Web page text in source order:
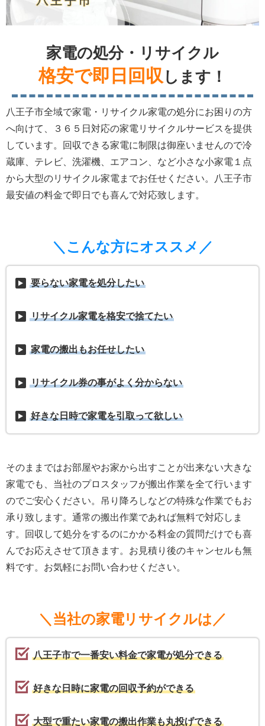
家電の処分・リサイクル
格安で即日回収 します！
八王子市全域で家電・リサイクル家電の処分にお困りの方
へ向けて、３６５日対応の家電リサイクルサービスを提供
しています。回収できる家電に制限は御座いませんので冷
蔵庫、テレビ、洗濯機、エアコン、など小さな小家電１点
から大型のリサイクル家電までお任せください。八王子市
最安値の料金で即日でも喜んで対応致します。
＼こんな方にオススメ／
要らない家電を処分したい
リサイクル家電を格安で捨てたい
家電の搬出もお任せしたい
リサイクル券の事がよく分からない
好きな日時で家電を引取って欲しい
そのままではお部屋やお家から出すことが出来ない大きな
家電でも、当社のプロスタッフが搬出作業を全て行います
のでご安心ください。吊り降ろしなどの特殊な作業でもお
承り致します。通常の搬出作業であれば無料で対応しま
す。回収して処分をするのにかかる料金の質問だけでも喜
んでお応えさせて頂きます。お見積り後のキャンセルも無
料です。お気軽にお問い合わせください。
＼当社の家電リサイクルは／
八王子市で一番安い料金で家電が処分できる
好きな日時に家電の回収予約ができる
大型で重たい家電の搬出作業も丸投げできる